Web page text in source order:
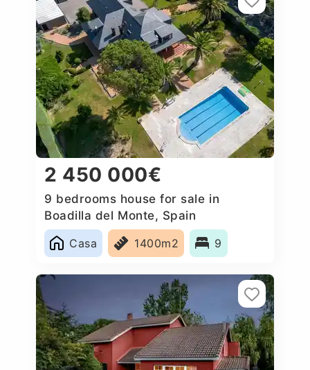
2 450 000€
9 bedrooms house for sale in
Boadilla del Monte, Spain
Casa
1400m2 9